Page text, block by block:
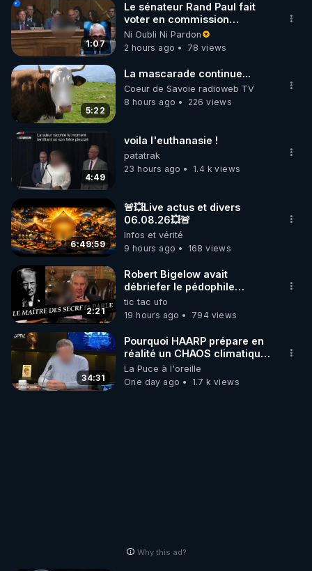
1:07
Le sénateur Rand Paul fait
voter en commission
l'outrage au Congrès contre
Anthony Fauci
Ni Oubli Ni Pardon
2 hours ago
78 views
5:22
La mascarade continue...
Coeur de Savoie radioweb TV
8 hours ago
226 views
4:49
voila l'euthanasie !
patatrak
23 hours ago
1.4 k views
6:49:59
🚨💥Live actus et divers
06.08.26💥🚨
Infos et vérité
9 hours ago
168 views
2:21
Robert Bigelow avait
débriefer le pédophile
génocidaire de donald j
trump
tic tac ufo
19 hours ago
794 views
34:31
Pourquoi HAARP prépare en
réalité un CHAOS climatique,
on répond
La Puce à l'oreille
One day ago
1.7 k views
Why this ad?